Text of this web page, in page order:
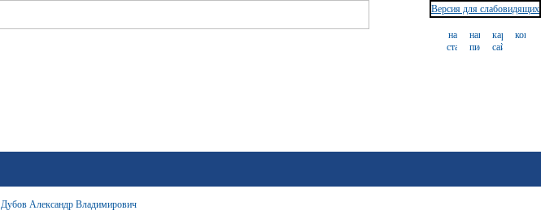
Версия для слабовидящих
Дубов Александр Владимирович